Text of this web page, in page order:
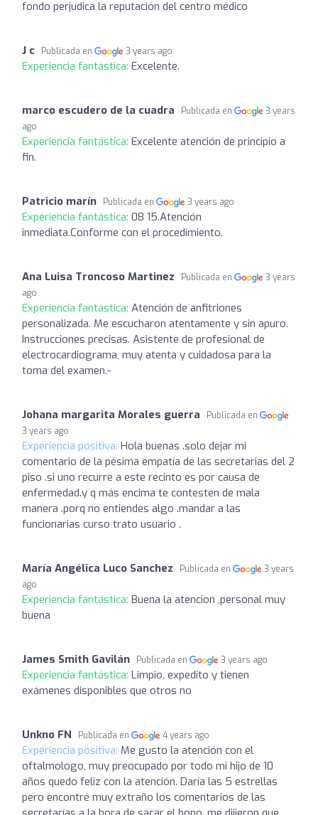
fondo perjudica la reputación del centro médico
J c Publicada en 3 years ago
Experiencia fantástica: Excelente.
marco escudero de la cuadra Publicada en
3 years
ago
Experiencia fantástica: Excelente atención de principio a
fin.
Patricio marín Publicada en 3 years ago
Experiencia fantástica: 08 15.Atención
inmediata.Conforme con el procedimiento.
Ana Luisa Troncoso Martinez Publicada en
3 years
ago
Experiencia fantástica: Atención de anfitriones
personalizada. Me escucharon atentamente y sin apuro.
Instrucciones precisas. Asistente de profesional de
electrocardiograma, muy atenta y cuidadosa para la
toma del examen.-
Johana margarita Morales guerra
Publicada en
3 years ago
Experiencia positiva: Hola buenas .solo dejar mi
comentario de la pésima empatía de las secretarias del 2
piso .si uno recurre a este recinto es por causa de
enfermedad.y q más encima te contesten de mala
manera .porq no entiendes algo .mandar a las
funcionarias curso trato usuario .
María Angélica Luco Sanchez Publicada en
3 years
ago
Experiencia fantástica: Buena la atencion ,personal muy
buena
James Smith Gavilán Publicada en 3 years ago
Experiencia fantástica: Limpio, expedito y tienen
exámenes disponibles que otros no
Unkno FN Publicada en 4 years ago
Experiencia positiva: Me gusto la atención con el
oftalmologo, muy preocupado por todo mi hijo de 10
años quedo feliz con la atención. Daría las 5 estrellas
pero encontré muy extraño los comentarios de las